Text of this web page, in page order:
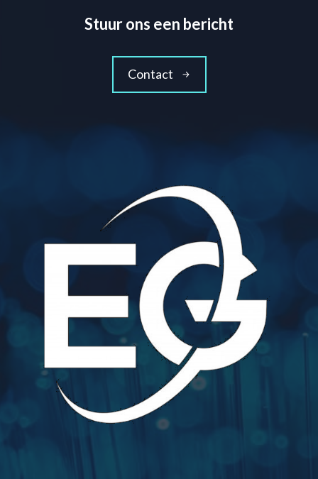
Stuur ons een bericht
Contact